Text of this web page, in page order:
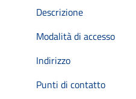
Descrizione
Modalità di accesso
Indirizzo
Punti di contatto